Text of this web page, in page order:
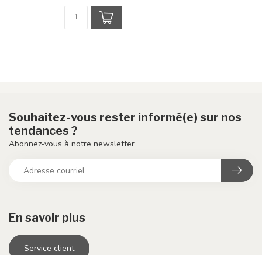
En savoir plus
Service client
Souhaitez-vous rester informé(e) sur nos
tendances ?
Abonnez-vous à notre newsletter